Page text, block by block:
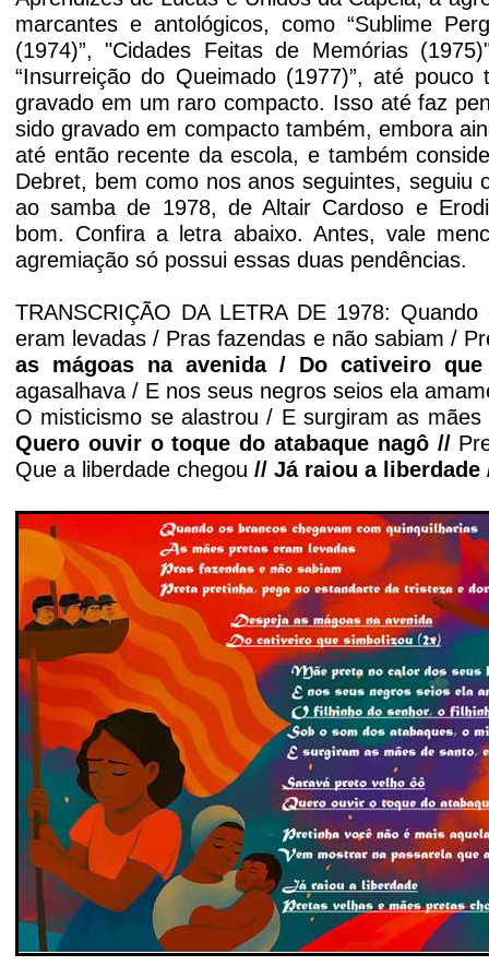
marcantes e antológicos, como “Sublime
(1974)”, "Cidades Feitas de Memórias
“Insurreição do Queimado (1977)”, até
gravado em um raro compacto. Isso até faz
sido gravado em compacto também, embora
até então recente da escola, e também
Debret, bem como nos anos seguintes, seguiu
ao samba de 1978, de Altair Cardoso e
bom. Confira a letra abaixo. Antes, vale
agremiação só possui essas duas pendências.
TRANSCRIÇÃO DA LETRA DE 1978:
eram levadas / Pras fazendas e não sabiam /
as mágoas na avenida / Do cativeiro
agasalhava / E nos seus negros seios ela
O misticismo se alastrou / E surgiram as
Quero ouvir o toque do atabaque nagô //
Que a liberdade chegou // Já raiou a liberdade